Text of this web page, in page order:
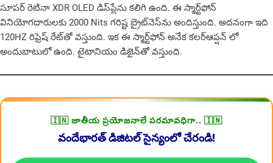
సూపర్ రెటినా XDR OLED డిస్‌ప్లేను కలిగి ఉంది. ఈ స్మార్ట్‌ఫోన్
వినియోగదారులకు 2000 Nits గరిష్ట బ్రైట్​నెస్​ను అందిస్తుంది. అదనంగా ఇది
120HZ రిఫ్రెష్ రేట్‌తో వస్తుంది. ఇక ఈ స్మార్ట్‌ఫోన్ అనేక కలర్​ఆప్షన్​ లో
అందుబాటులో ఉంది. టైటానియం డిజైన్‌తో వస్తుంది.
🇮🇳 జాతీయ ప్రయోజనాలే పరమావధిగా.. 🇮🇳
వందేభారత్ డిజిటల్ సైన్యంలో చేరండి!